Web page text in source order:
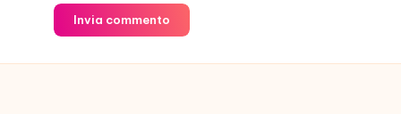
Invia commento